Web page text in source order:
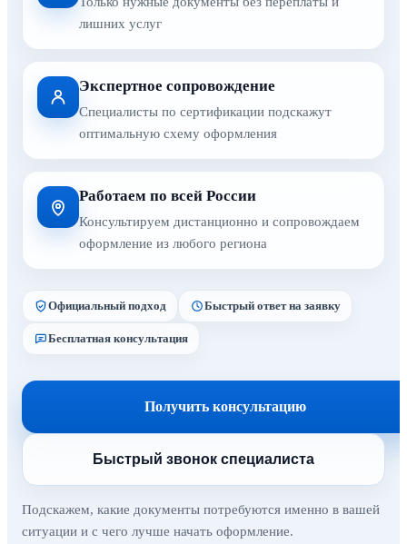
лишних услуг
Экспертное сопровождение
Специалисты по сертификации подскажут
оптимальную схему оформления
Работаем по всей России
Консультируем дистанционно и сопровождаем
оформление из любого региона
Официальный подход Быстрый ответ на заявку
Бесплатная консультация
Получить консультацию
Быстрый звонок специалиста
Подскажем, какие документы потребуются именно в вашей
ситуации и с чего лучше начать оформление.